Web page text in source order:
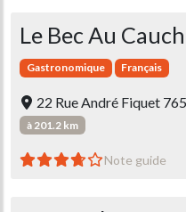
Le Bec Au
Gastronomique Français
22 Rue André Fiquet
à 201.2 km
Note guide